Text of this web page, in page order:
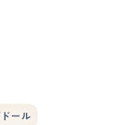
ール